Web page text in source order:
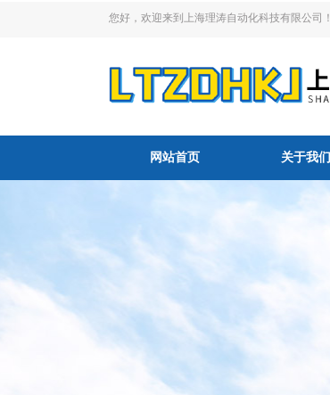
您好，欢迎来到上海理涛自动化科技有限公司！
网站首页 关于我们